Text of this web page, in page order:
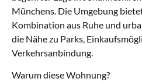
Münchens. Die Umgebung
Kombination aus Ruhe und
die Nähe zu Parks,
Verkehrsanbindung.
Warum diese Wohnung?